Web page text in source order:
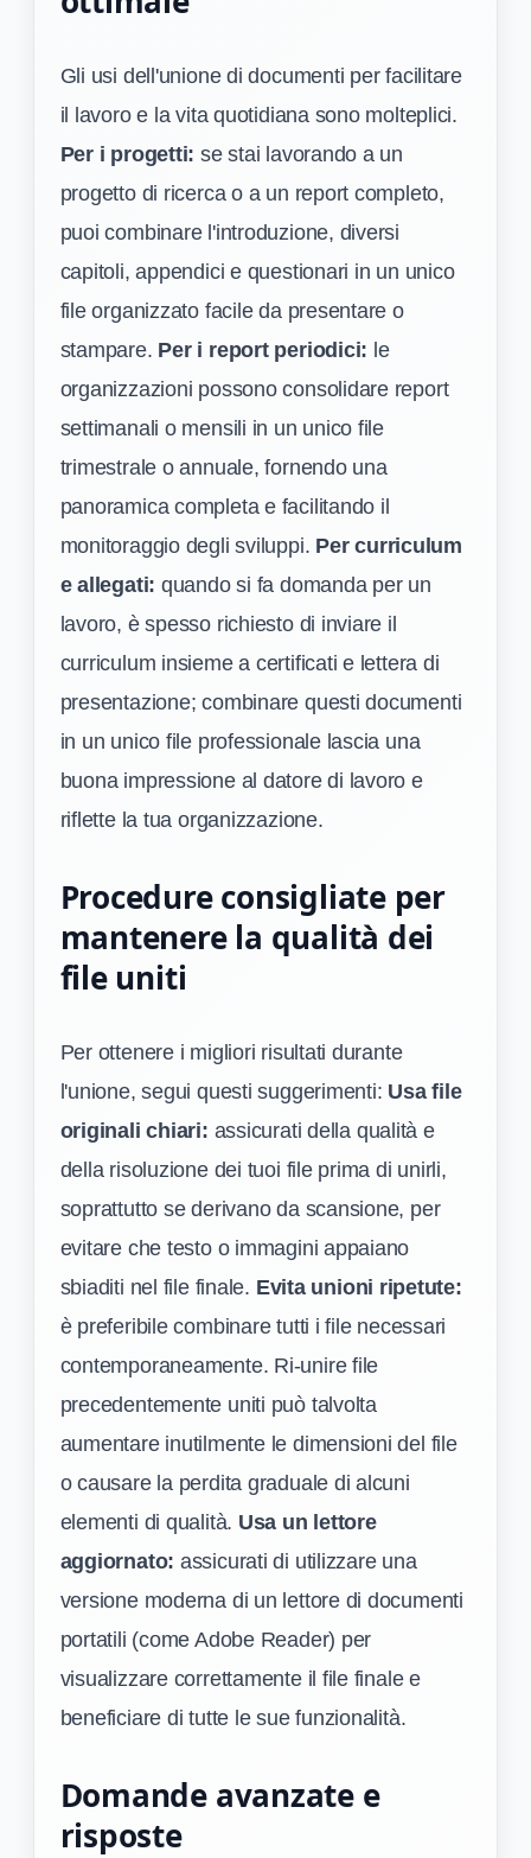
Gli usi dell'unione di documenti per facilitare
il lavoro e la vita quotidiana sono molteplici.
Per i progetti: se stai lavorando a un
progetto di ricerca o a un report completo,
puoi combinare l'introduzione, diversi
capitoli, appendici e questionari in un unico
file organizzato facile da presentare o
stampare. Per i report periodici: le
organizzazioni possono consolidare report
settimanali o mensili in un unico file
trimestrale o annuale, fornendo una
panoramica completa e facilitando il
monitoraggio degli sviluppi. Per curriculum
e allegati: quando si fa domanda per un
lavoro, è spesso richiesto di inviare il
curriculum insieme a certificati e lettera di
presentazione; combinare questi documenti
in un unico file professionale lascia una
buona impressione al datore di lavoro e
riflette la tua organizzazione.
Procedure consigliate per
mantenere la qualità dei
file uniti
Per ottenere i migliori risultati durante
l'unione, segui questi suggerimenti: Usa file
originali chiari: assicurati della qualità e
della risoluzione dei tuoi file prima di unirli,
soprattutto se derivano da scansione, per
evitare che testo o immagini appaiano
sbiaditi nel file finale. Evita unioni ripetute:
è preferibile combinare tutti i file necessari
contemporaneamente. Ri-unire file
precedentemente uniti può talvolta
aumentare inutilmente le dimensioni del file
o causare la perdita graduale di alcuni
elementi di qualità. Usa un lettore
aggiornato: assicurati di utilizzare una
versione moderna di un lettore di documenti
portatili (come Adobe Reader) per
visualizzare correttamente il file finale e
beneficiare di tutte le sue funzionalità.
Domande avanzate e
risposte